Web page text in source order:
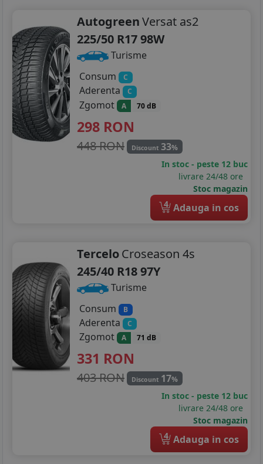
AutogreenVersat as2
225/50 R17 98W
Turisme
Consum
C
Aderenta C
Zgomot A 70 dB
298 RON
448 RON Discount 33%
In stoc - peste 12 buc
livrare 24/48 ore
Stoc magazin
4 Adauga in cos
TerceloCroseason 4s
245/40 R18 97Y
Turisme
Consum
B
Aderenta C
Zgomot A 71 dB
331 RON
403 RON Discount 17%
In stoc - peste 12 buc
livrare 24/48 ore
Stoc magazin
4 Adauga in cos